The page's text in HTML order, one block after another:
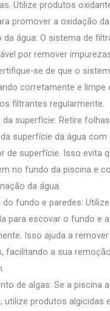
Utilize produtos
promover a oxidação
da água: O sistema de
por remover
se de que o
corretamente e limpe
filtrantes regularmente.
da superfície: Retire
superfície da água com
de superfície. Isso evita
no fundo da piscina e
da água.
do fundo e paredes:
para escovar o fundo e
Isso ajuda a
facilitando a sua
de algas: Se a piscina
utilize produtos algicidas